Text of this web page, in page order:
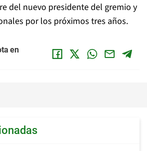
del nuevo presidente del gremio y
por los próximos tres años.
en